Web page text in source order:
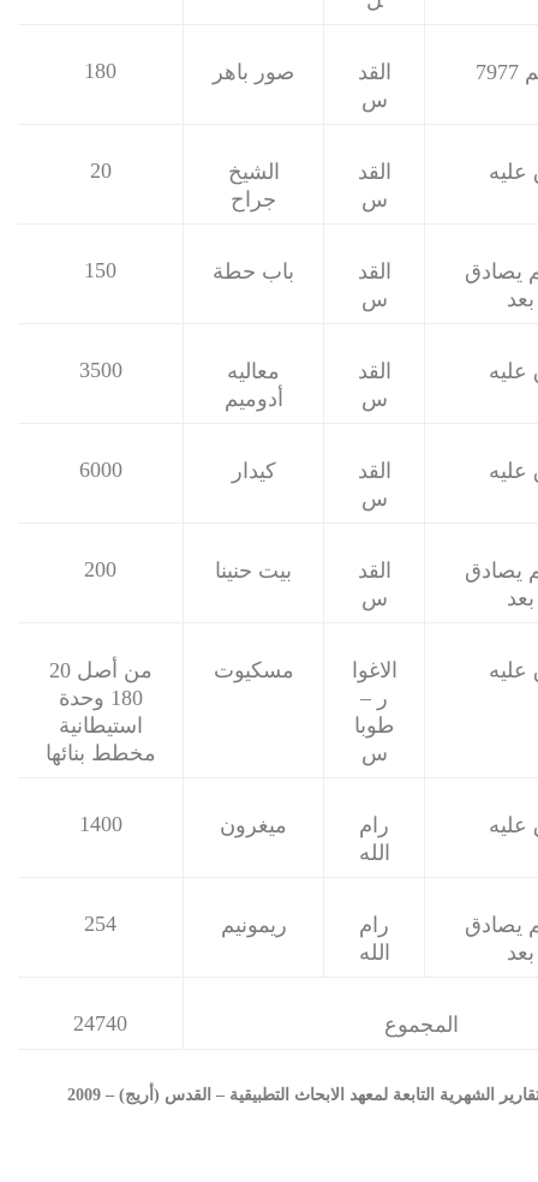
180 صور باهر
القد
س
20
الشيخ
جراح
القد
س
150 باب حطة
القد
س
يصادق
3500
معاليه
أدوميم
القد
س
6000 كيدار
القد
س
200 بيت حنينا
القد
س
يصادق
20 من أصل
180 وحدة
استيطانية
مخطط بنائها
مسكيوت
الاغوا
ر –
طوبا
س
1400 ميغرون
رام
الله
254 ريمونيم
رام
الله
يصادق
24740 المجموع
الشهرية التابعة لمعهد الابحاث التطبيقية – القدس (أريج) – 2009